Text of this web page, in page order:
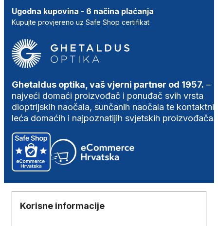
Ugodna kupovina - 6 načina plaćanja
Kupujte provjereno uz Safe Shop certifikat
Ghetaldus optika, vaš vjerni partner od 1957. –
najveći domaći proizvođač i ponuđač svih vrsta
dioptrijskih naočala, sunčanih naočala te
leća domaćih i najpoznatijih svjetskih proizvođača.
Korisne informacije